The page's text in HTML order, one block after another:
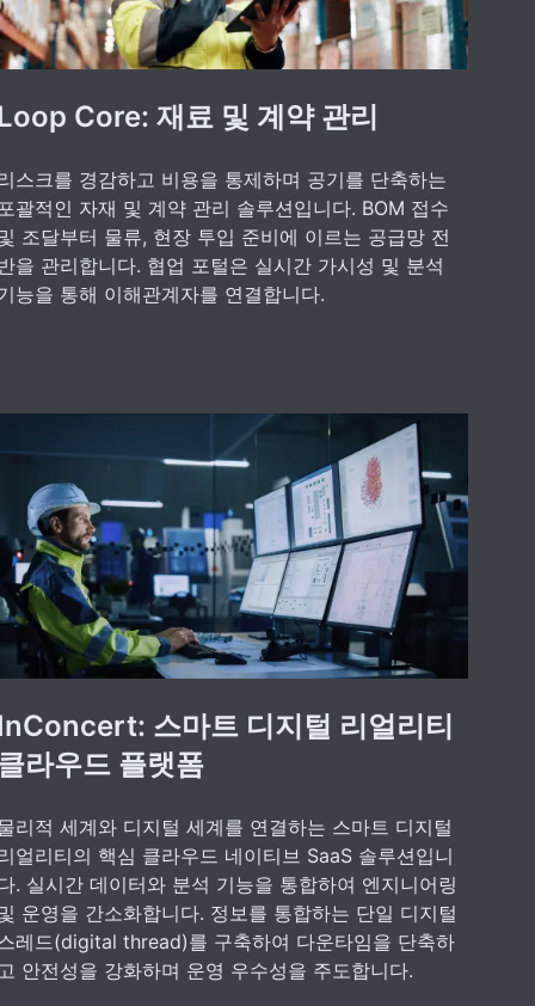
Core: 재료 및 계약 관리
스크를 경감하고 비용을 통제하며 공기를 단축하는
괄적인 자재 및 계약 관리 솔루션입니다. BOM 접수
조달부터 물류, 현장 투입 준비에 이르는 공급망 전
을 관리합니다. 협업 포털은 실시간 가시성 및 분석
능을 통해 이해관계자를 연결합니다.
스마트 디지털 리얼리티
라우드 플랫폼
리적 세계와 디지털 세계를 연결하는 스마트 디지털
얼리티의 핵심 클라우드 네이티브 SaaS 솔루션입니
. 실시간 데이터와 분석 기능을 통합하여 엔지니어링
운영을 간소화합니다. 정보를 통합하는 단일 디지털
레드(digital thread)를 구축하여 다운타임을 단축하
안전성을 강화하며 운영 우수성을 주도합니다.